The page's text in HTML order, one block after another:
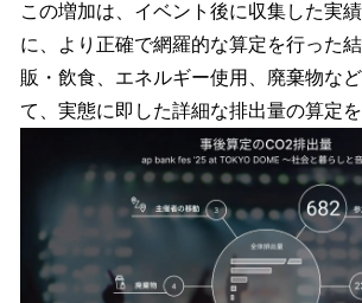
この増加は、イベント後に収集した実
に、より正確で網羅的な算定を行った
販・飲食、エネルギー使用、廃棄物な
て、実態に即した詳細な排出量の算定を